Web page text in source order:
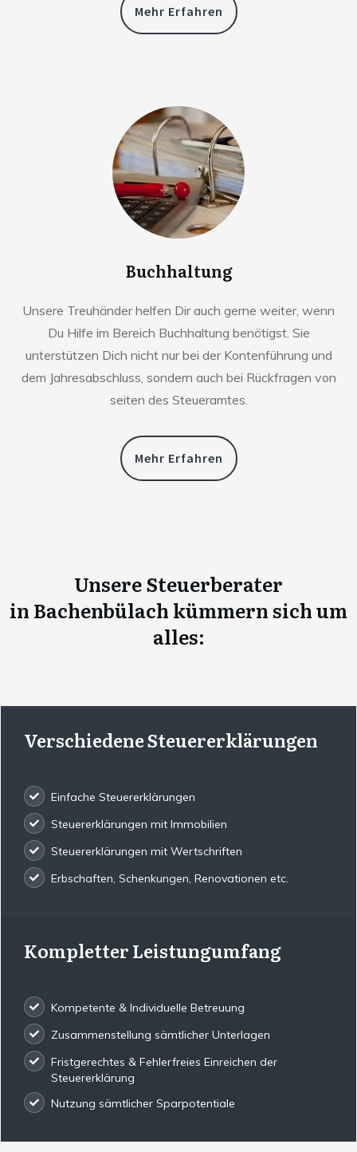
Mehr Erfahren
Buchhaltung
Unsere Treuhänder helfen Dir auch gerne weiter, wenn
Du Hilfe im Bereich Buchhaltung benötigst. Sie
unterstützen Dich nicht nur bei der Kontenführung und
dem Jahresabschluss, sondern auch bei Rückfragen von
seiten des Steueramtes.
Mehr Erfahren
Unsere Steuerberater
in Bachenbülach kümmern sich um
alles:
Verschiedene Steuererklärungen
Einfache Steuererklärungen
Steuererklärungen mit Immobilien
Steuererklärungen mit Wertschriften
Erbschaften, Schenkungen, Renovationen etc.
Kompletter Leistungumfang
Kompetente & Individuelle Betreuung
Zusammenstellung sämtlicher Unterlagen
Fristgerechtes & Fehlerfreies Einreichen der
Steuererklärung
Nutzung sämtlicher Sparpotentiale